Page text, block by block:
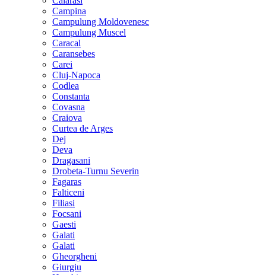
Campina
Campulung Moldovenesc
Campulung Muscel
Caracal
Caransebes
Carei
Cluj-Napoca
Codlea
Constanta
Covasna
Craiova
Curtea de Arges
Dej
Deva
Dragasani
Drobeta-Turnu Severin
Fagaras
Falticeni
Filiasi
Focsani
Gaesti
Galati
Galati
Gheorgheni
Giurgiu